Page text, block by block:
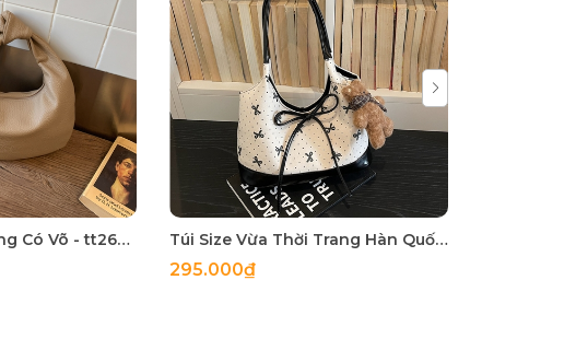
Túi Nhỏ Nhỏ Nhưng Có Võ - tt260515 Túi Size Vừa Thời Trang Hàn Quốc - tt260513
295.000₫